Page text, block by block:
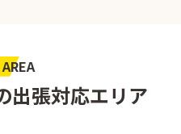
出張対応エリア